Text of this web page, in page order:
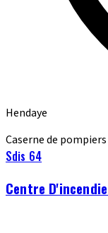
Hendaye
Caserne de pompiers
Sdis 64
Centre